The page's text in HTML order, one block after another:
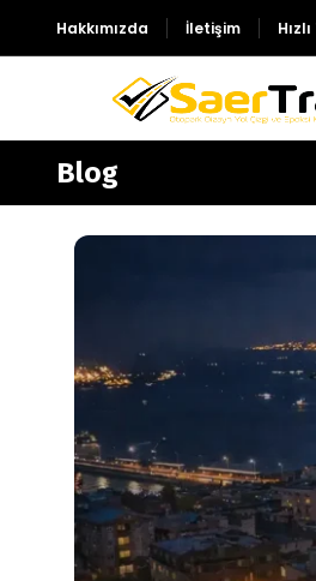
Hakkımızda İletişim
Blog